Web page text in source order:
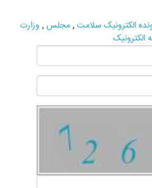
الکترونیک سلامت,مجلس, وزارت
الکترونیک